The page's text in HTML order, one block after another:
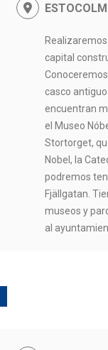
capital
casco
encuentran
el Museo
Stortorget,
Nobel, la
podremos
Fjällgatan.
museos y
al